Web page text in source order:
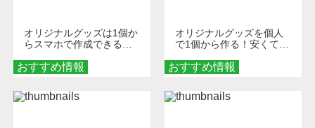
おすすめ情報
オリジナルグッズは1個か
らスマホで作成できる！
くなる巾着＆ポーチ活用
術
おすすめ情報
オリジナルグッズを個人
で1個から作る！安くて簡
秘訣